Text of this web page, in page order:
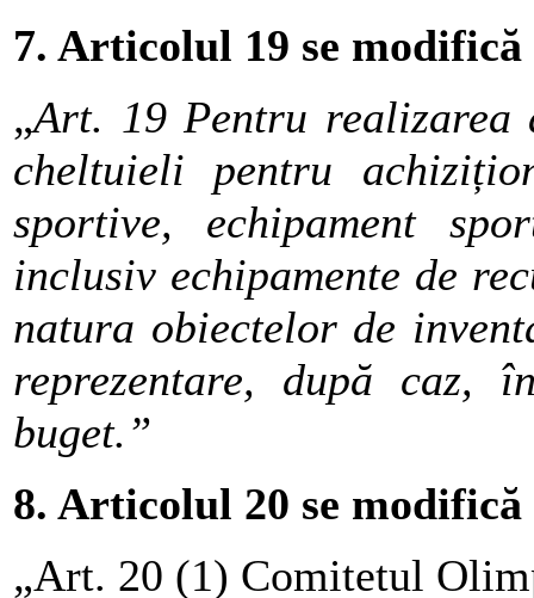
7. Articolul 19 se
„Art. 19 Pentru realizarea
cheltuieli pentru
sportive, echipament
inclusiv echipamente de
natura obiectelor de
reprezentare, după caz,
buget.”
8. Articolul 20 se
„Art. 20 (1) Comitetul